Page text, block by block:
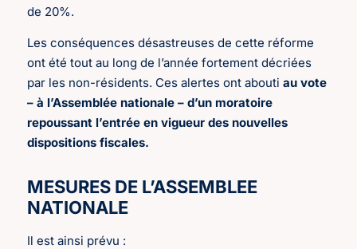
de 20%.
Les conséquences désastreuses de cette réforme
ont été tout au long de l’année fortement décriées
par les non-résidents. Ces alertes ont aboutiau vote
– à l’Assemblée nationale – d’un moratoire
repoussant l’entrée en vigueur des nouvelles
dispositions fiscales.
MESURES DE L’ASSEMBLEE
NATIONALE
Il est ainsi prévu :